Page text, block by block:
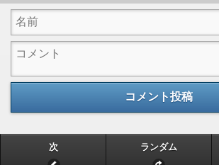
コメント投稿
次 ランダム